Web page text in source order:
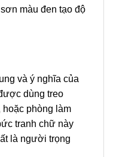
màu đen tạo độ
và ý nghĩa của
dùng treo
hoặc phòng làm
tranh chữ này
là người trọng